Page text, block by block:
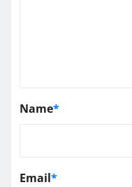
Name*
Email*